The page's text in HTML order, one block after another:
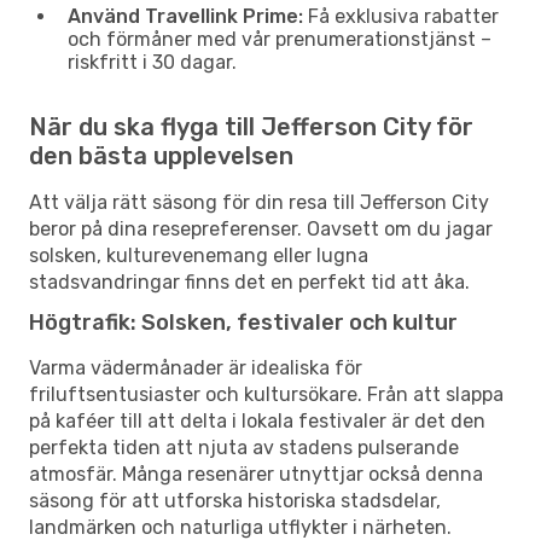
Använd Travellink Prime: Få exklusiva rabatter
och förmåner med vår prenumerationstjänst –
riskfritt i 30 dagar.
När du ska flyga till Jefferson City för
den bästa upplevelsen
Att välja rätt säsong för din resa till Jefferson City
beror på dina resepreferenser. Oavsett om du jagar
solsken, kulturevenemang eller lugna
stadsvandringar finns det en perfekt tid att åka.
Högtrafik: Solsken, festivaler och kultur
Varma vädermånader är idealiska för
friluftsentusiaster och kultursökare. Från att slappa
på kaféer till att delta i lokala festivaler är det den
perfekta tiden att njuta av stadens pulserande
atmosfär. Många resenärer utnyttjar också denna
säsong för att utforska historiska stadsdelar,
landmärken och naturliga utflykter i närheten.